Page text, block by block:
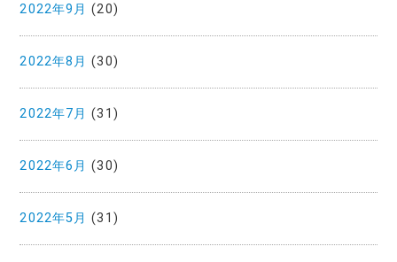
2022年9月 (20)
2022年8月 (30)
2022年7月 (31)
2022年6月 (30)
2022年5月 (31)